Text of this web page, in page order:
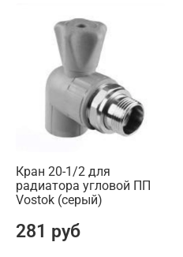
Кран 20-1/2 для
радиатора угловой ПП
Vostok (серый)
281 руб